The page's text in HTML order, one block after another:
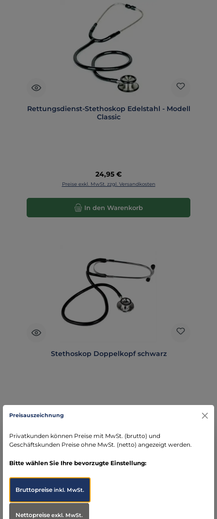
Rettungsdienst-Stethoskop Edelstahl - Modell
Classic
Regulärer Preis:
24,95 €
Preise exkl. MwSt. zzgl. Versandkosten
In den Warenkorb
Stethoskop Doppelkopf schwarz
Preisauszeichnung
Privatkunden können Preise mit MwSt. (brutto) und
Geschäftskunden Preise ohne MwSt. (netto) angezeigt werden.
Bitte wählen Sie Ihre bevorzugte Einstellung:
Bruttopreiseinkl. MwSt.
Nettopreiseexkl. MwSt.